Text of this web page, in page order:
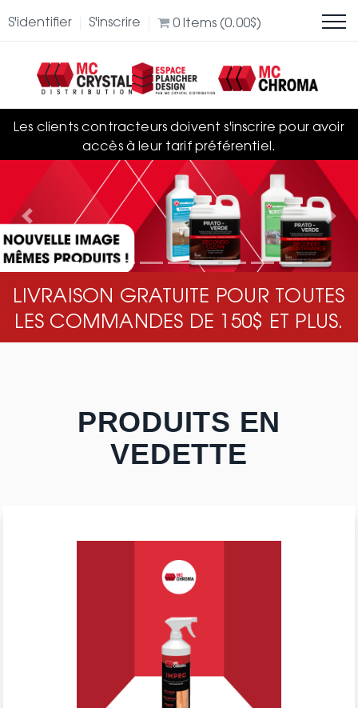
S'identifier S'inscrire 0 Items (0.00$)
Les clients contracteurs doivent s'inscrire pour avoir
accès à leur tarif préférentiel.
Previous
LIVRAISON GRATUITE POUR TOUTES
LES COMMANDES DE 150$ ET PLUS.
PRODUITS EN
VEDETTE